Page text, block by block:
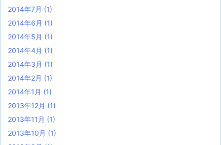
2014年7月 (1)
2014年6月 (1)
2014年5月 (1)
2014年4月 (1)
2014年3月 (1)
2014年2月 (1)
2014年1月 (1)
2013年12月 (1)
2013年11月 (1)
2013年10月 (1)